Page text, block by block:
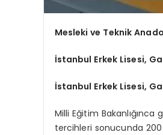
Mesleki ve Teknik
İstanbul Erkek Lisesi,
İstanbul Erkek Lisesi,
Milli Eğitim
tercihleri sonucunda 200